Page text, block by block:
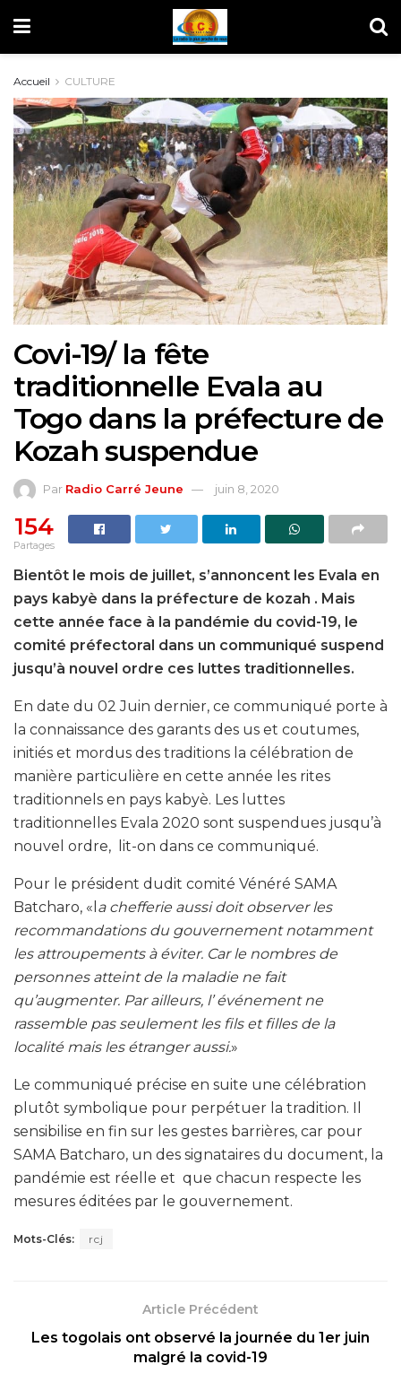
Accueil CULTURE
Covi-19/ la fête
traditionnelle Evala au
Togo dans la préfecture de
Kozah suspendue
Par Radio Carré Jeune juin 8, 2020
154
Partages
Bientôt le mois de juillet, s’annoncent les Evala en
pays kabyè dans la préfecture de kozah . Mais
cette année face à la pandémie du covid-19, le
comité préfectoral dans un communiqué suspend
jusqu’à nouvel ordre ces luttes traditionnelles.
En date du 02 Juin dernier, ce communiqué porte à
la connaissance des garants des us et coutumes,
initiés et mordus des traditions la célébration de
manière particulière en cette année les rites
traditionnels en pays kabyè. Les luttes
traditionnelles Evala 2020 sont suspendues jusqu’à
nouvel ordre, lit-on dans ce communiqué.
Pour le président dudit comité Vénéré SAMA
Batcharo, «l a chefferie aussi doit observer les
recommandations du gouvernement notamment
les attroupements à éviter. Car le nombres de
personnes atteint de la maladie ne fait
qu’augmenter. Par ailleurs, l’ événement ne
rassemble pas seulement les fils et filles de la
localité mais les étranger aussi.»
Le communiqué précise en suite une célébration
plutôt symbolique pour perpétuer la tradition. Il
sensibilise en fin sur les gestes barrières, car pour
SAMA Batcharo, un des signataires du document, la
pandémie est réelle et que chacun respecte les
mesures éditées par le gouvernement.
Mots-Clés: rcj
Article Précédent
Les togolais ont observé la journée du 1er juin
malgré la covid-19